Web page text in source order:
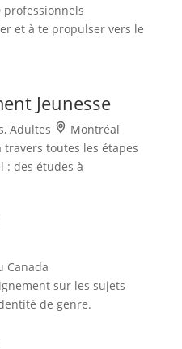
professionnels
et à te propulser vers le
Jeunesse
Adultes
Montréal
travers toutes les étapes
: des études à
Canada
sur les sujets
de genre.